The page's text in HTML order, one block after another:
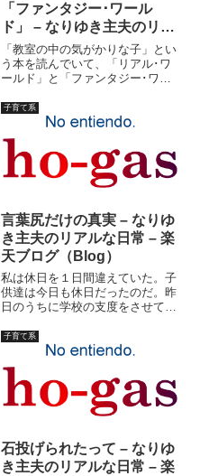
「ファンタジー･ワール
ド」 – なりゆき主夫のリア
ルな日常 – 楽天ブログ
（Blog）
「教室の中の気がかりな子」とい
う本を読んでいて、「リアル･ワ
ールド」と「ファンタジー･ワー
した。この本の中の一部で、太田
祐一さんという方が書いている部
分です。ロール・プレイング・ゲ
ーム「サイコ＆マジック」徹底
マ...
子育て系
言葉尻だけの真実 – なりゆ
き主夫のリアルな日常 – 楽
天ブログ（Blog）
私は休日を１日間違えていた。子
供達は今日も休日だったのだ。昨
日のうちに学校の支度をさせてお
の時間割でそろえそうだ）昨日の
晩御飯は、ビビンパ。ごま油使え
ばそれだけで美味いというもの
だ。ご飯の後、子供達は順に風呂
に...
子育て系
石投げられたって – なりゆ
き主夫のリアルな日常 – 楽